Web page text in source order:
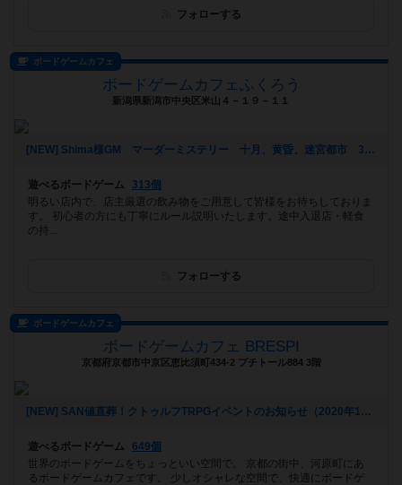
フォローする
ボードゲームカフェ
ボードゲームカフェふくろう
新潟県新潟市中央区米山４－１９－１１
[NEW] Shima様GM マーダーミステリー 十月、黄昏、迷宮都市 3500円ドリンク持ち込み （満席）（2021年01月02日 13時22分）
遊べるボードゲーム
313個
明るい店内で、店主厳選の飲み物をご用意して皆様をお待ちしておりま
す。 初心者の方にも丁寧にルール説明いたします。途中入退店・軽食
の持...
フォローする
ボードゲームカフェ
ボードゲームカフェ BRESPI
京都府京都市中京区恵比須町434-2 プチトール884 3階
[NEW] SAN値直葬！クトゥルフTRPGイベントのお知らせ（2020年11月29日 08時03分）
遊べるボードゲーム
649個
世界のボードゲームをちょっといい空間で。 京都の街中、河原町にあ
るボードゲームカフェです。 少しオシャレな空間で、快適にボードゲ